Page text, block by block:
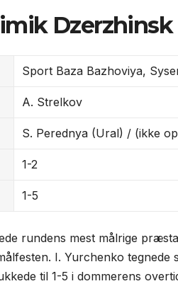
Dzerzhinsk
Sport Baza Bazhoviya,
A. Strelkov
S. Perednya (Ural) / (ikke
1-2
1-5
rundens mest målrige
I. Yurchenko
til 1-5 i dommerens